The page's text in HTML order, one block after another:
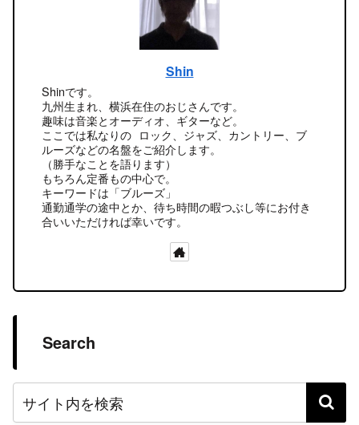
Shin
Shinです。
九州生まれ、横浜在住のおじさんです。
趣味は音楽とオーディオ、ギターなど。
ここでは私なりの ロック、ジャズ、カントリー、ブ
ルーズなどの名盤をご紹介します。
（勝手なことを語ります）
もちろん定番もの中心で。
キーワードは「ブルーズ」
通勤通学の途中とか、待ち時間の暇つぶし等にお付き
合いいただければ幸いです。
Search